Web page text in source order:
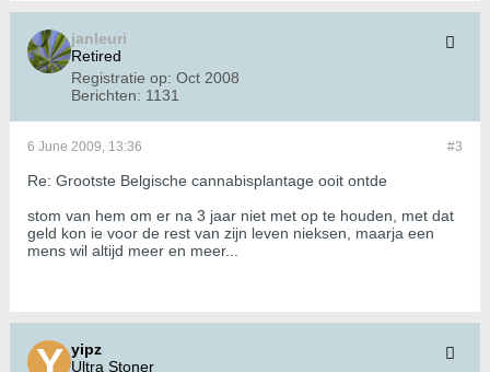
janleuri
Retired
Registratie op: Oct 2008
Berichten: 1131
#3
6 June 2009, 13:36
Re: Grootste Belgische cannabisplantage ooit ontde
stom van hem om er na 3 jaar niet met op te houden, met dat
geld kon ie voor de rest van zijn leven nieksen, maarja een
mens wil altijd meer en meer...
yipz
Ultra Stoner